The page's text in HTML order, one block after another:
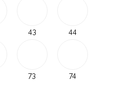
43 44
73 74